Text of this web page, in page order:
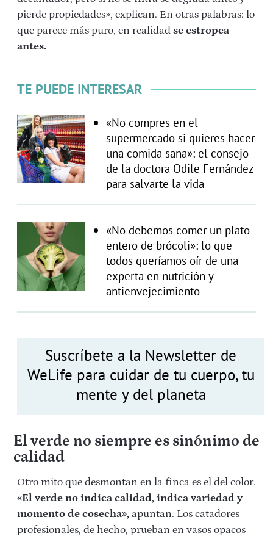
pierde propiedades», explican. En otras palabras: lo
que parece más puro, en realidad se estropea
antes.
TE PUEDE INTERESAR
«No compres en el
supermercado si quieres hacer
una comida sana»: el consejo
de la doctora Odile Fernández
para salvarte la vida
«No debemos comer un plato
entero de brócoli»: lo que
todos queríamos oír de una
experta en nutrición y
antienvejecimiento
Suscríbete a la Newsletter de
WeLife para cuidar de tu cuerpo, tu
mente y del planeta
El verde no siempre es sinónimo de
calidad
Otro mito que desmontan en la finca es el del color.
«El verde no indica calidad, indica variedad y
momento de cosecha», apuntan. Los catadores
profesionales, de hecho, prueban en vasos opacos